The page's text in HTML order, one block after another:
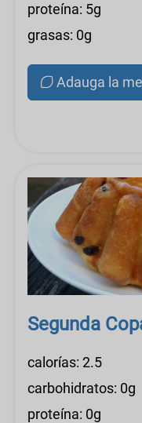
proteína: 5g
grasas: 0g
Adauga la
Segunda
calorías: 2.5
carbohidratos: 0g
proteína: 0g